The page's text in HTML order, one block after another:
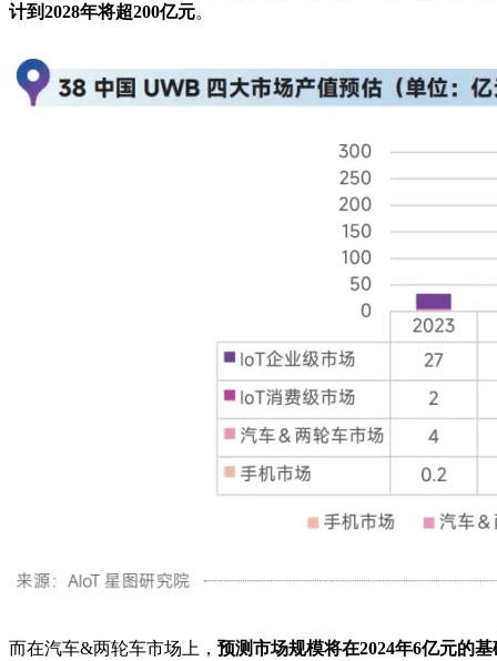
计到2028年将超200亿元。
而在汽车&两轮车市场上， 预测市场规模将在2024年6亿元的